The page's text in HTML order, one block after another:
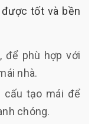
tốt và bền
để phù hợp với
nhà.
cấu tạo mái để
chóng.